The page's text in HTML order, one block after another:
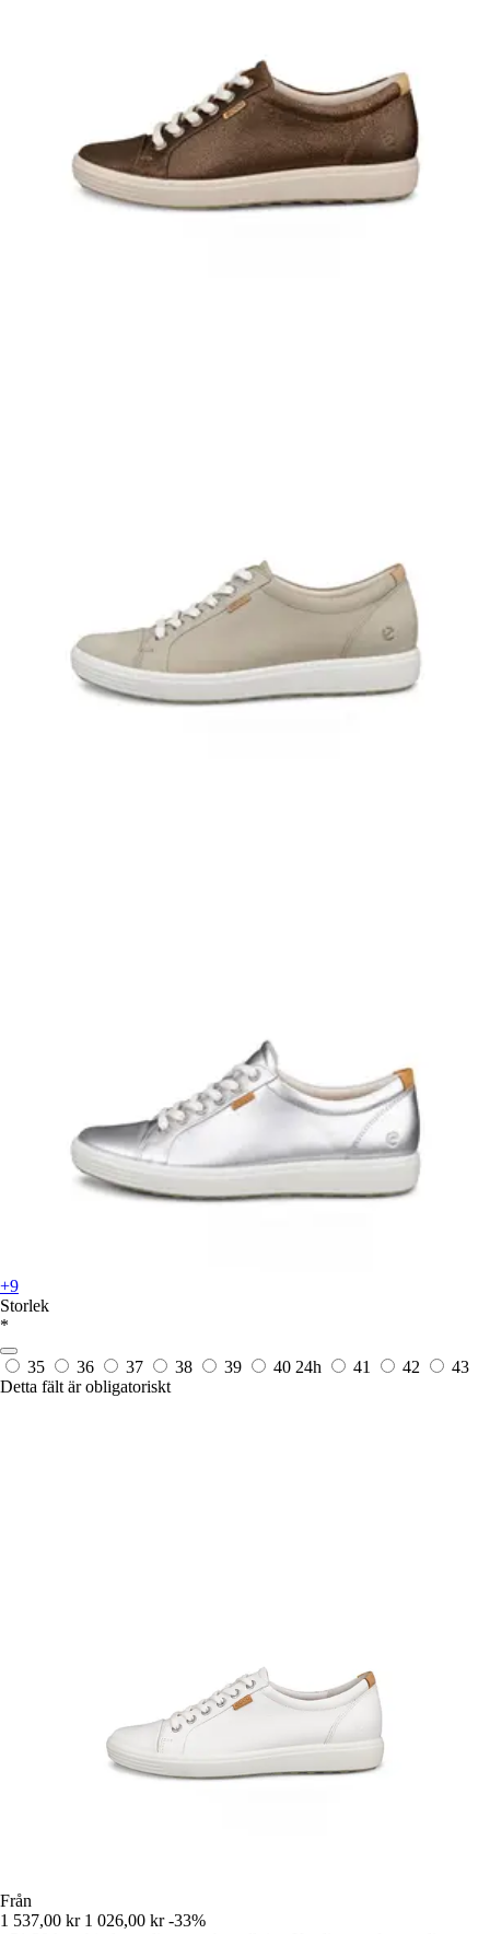
+9
Storlek
*
35 36 37 38 39 40 24h 41 42
43
Detta fält är obligatoriskt
Från
1 537,00 kr 1 026,00 kr -33%